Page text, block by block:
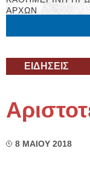
ΑΡΧΩΝ
ΕΙΔΗΣΕΙΣ
8 ΜΑΙΟΥ 2018